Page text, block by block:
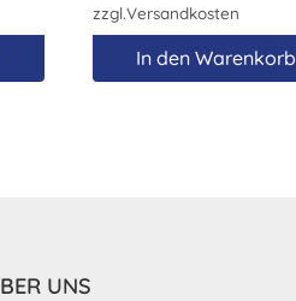
zzgl.Versandkosten
In den Warenkorb
UNS